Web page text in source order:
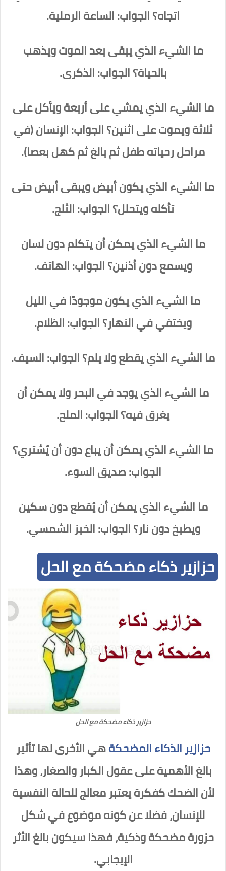
اتجاه؟ الجواب: الساعة الرملية.
ما الشيء الذي يبقى بعد الموت ويذهب
بالحياة؟ الجواب: الذكرى.
ما الشيء الذي يمشي على أربعة ويأكل على
ثلاثة ويموت على اثنين؟ الجواب: الإنسان (في
مراحل رحياته طفل ثم بالغ ثم كهل بعصا).
ما الشيء الذي يكون أبيض ويبقى أبيض حتى
تأكله ويتحلل؟ الجواب: الثلج.
ما الشيء الذي يمكن أن يتكلم دون لسان
ويسمع دون أذنين؟ الجواب: الهاتف.
ما الشيء الذي يكون موجودًا في الليل
ويختفي في النهار؟ الجواب: الظلام.
ما الشيء الذي يقطع ولا يلم؟ الجواب: السيف.
ما الشيء الذي يوجد في البحر ولا يمكن أن
يغرق فيه؟ الجواب: الملح.
ما الشيء الذي يمكن أن يباع دون أن يُشتري؟
الجواب: صديق السوء.
ما الشيء الذي يمكن أن يُقطع دون سكين
ويطبخ دون نار؟ الجواب: الخبز الشمسي.
حزازير ذكاء مضحكة مع الحل
حزازير ذكاء مضحكة مع الحل
حزازير الذكاء المضحكةهي الأخرى لها تأثير
بالغ الأهمية على عقول الكبار والصغار، وهذا
لأن الضحك كفكرة يعتبر معالج للحالة النفسية
للإنسان، فضلا عن كونه موضوع في شكل
حزورة مضحكة وذكية، فهذا سيكون بالغ الأثر
الإيجابي.